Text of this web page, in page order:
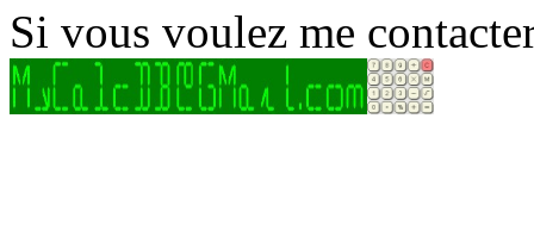
Si vous voulez me